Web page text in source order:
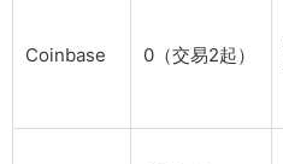
Coinbase 0（交易2起）